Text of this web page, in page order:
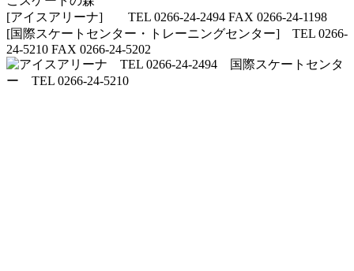
[アイスアリーナ] TEL 0266-24-2494 FAX 0266-24-1198
[国際スケートセンター・トレーニングセンター] TEL 0266-
24-5210 FAX 0266-24-5202